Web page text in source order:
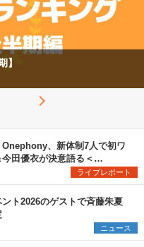
】
Onephony、新体制7人で初ワ
田優衣が決意語る＜
Oneman Live はじまりの夏
ライブレポート
ト2026のゲストで斉藤朱夏
ニュース